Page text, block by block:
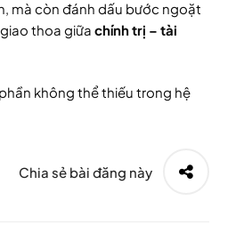
mà còn đánh dấu bước ngoặt
thoa giữa chính trị – tài
không thể thiếu trong hệ
Chia sẻ bài đăng này